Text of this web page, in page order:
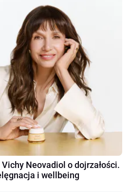
Neovadiol o dojrzałości.
i wellbeing